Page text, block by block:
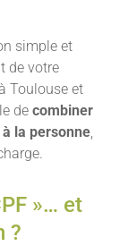
simple et
de votre
Toulouse et
de combiner
la personne,
»… et
?